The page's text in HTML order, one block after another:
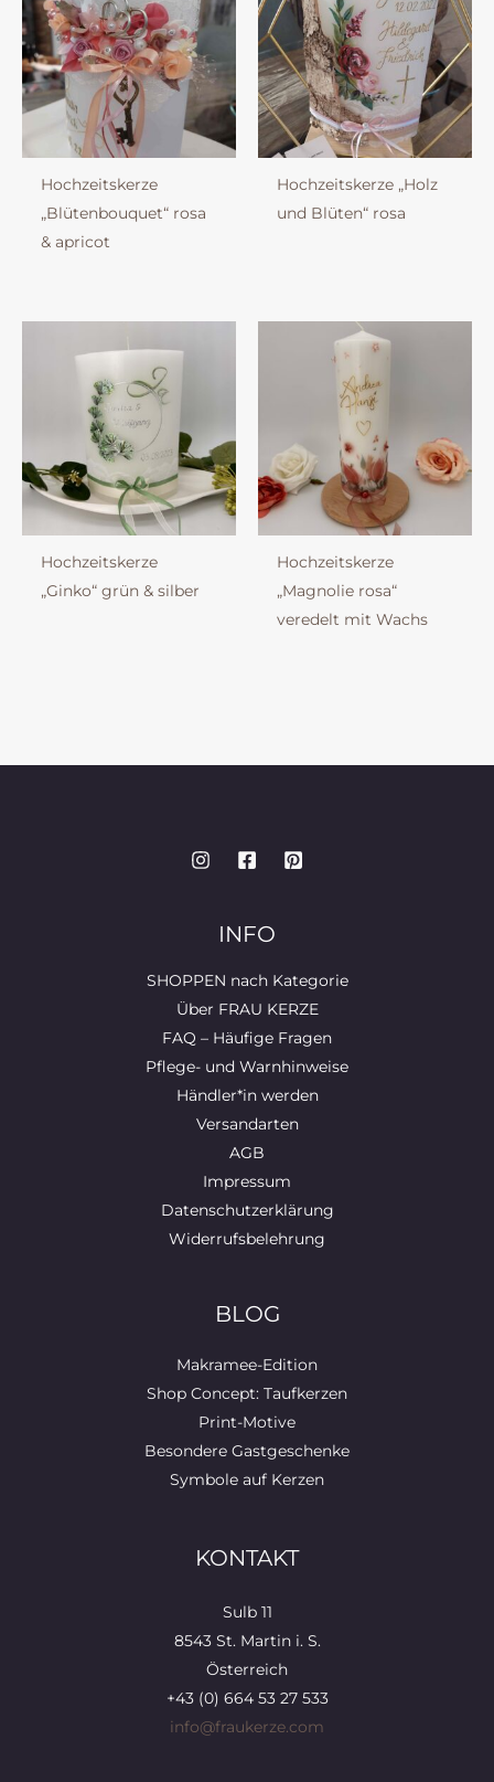
Hochzeitskerze
„Blütenbouquet“ rosa
& apricot
Hochzeitskerze „Holz
und Blüten“ rosa
Hochzeitskerze
„Ginko“ grün & silber
Hochzeitskerze
„Magnolie rosa“
veredelt mit Wachs
INFO
SHOPPEN nach Kategorie
Über FRAU KERZE
FAQ – Häufige Fragen
Pflege- und Warnhinweise
Händler*in werden
Versandarten
AGB
Impressum
Datenschutzerklärung
Widerrufsbelehrung
BLOG
Makramee-Edition
Shop Concept: Taufkerzen
Print-Motive
Besondere Gastgeschenke
Symbole auf Kerzen
KONTAKT
Sulb 11
8543 St. Martin i. S.
Österreich
+43 (0) 664 53 27 533
info@fraukerze.com